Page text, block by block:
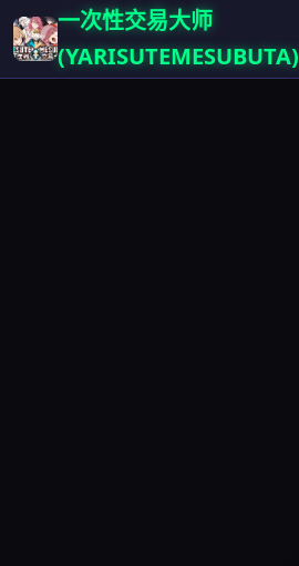
一次性交易大师
(YARISUTEMESUBUTA)